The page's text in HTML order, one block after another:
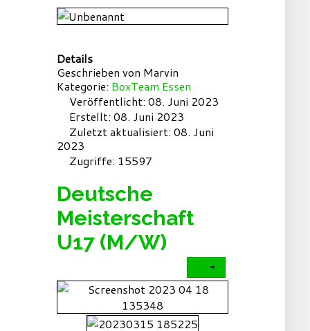
Details
Geschrieben von Marvin
Kategorie: BoxTeam Essen
Veröffentlicht: 08. Juni 2023
Erstellt: 08. Juni 2023
Zuletzt aktualisiert: 08. Juni
2023
Zugriffe: 15597
Deutsche
Meisterschaft
U17 (M/W)